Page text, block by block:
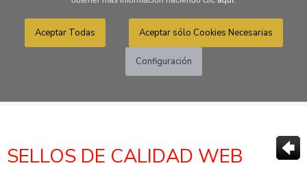
ToggleMenú
>CONDICIONES DE COMPRA
SELLOS DE CALIDAD WEB